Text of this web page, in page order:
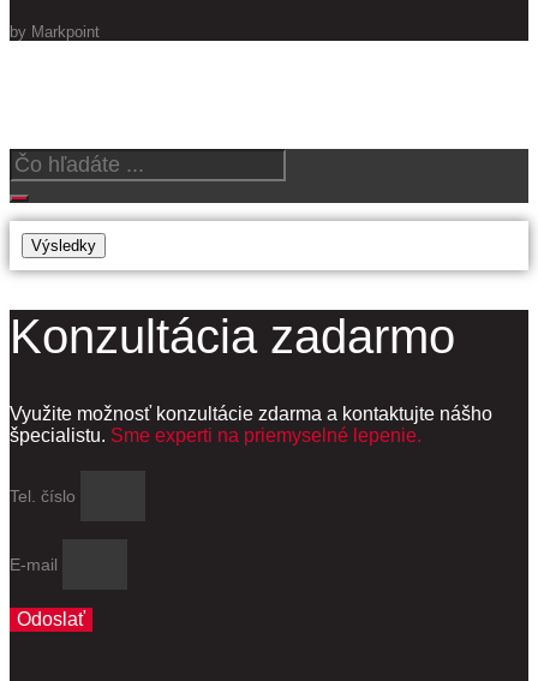
by Markpoint
Search
...
Výsledky
Konzultácia zadarmo
Využite možnosť konzultácie zdarma a kontaktujte nášho
špecialistu. Sme experti na priemyselné lepenie.
Tel. číslo
E-mail
Odoslať